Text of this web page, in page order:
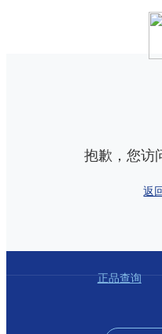
抱歉，您访
返
正品查询